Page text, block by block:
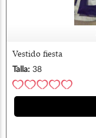
Vestido fiesta
Talla: 38